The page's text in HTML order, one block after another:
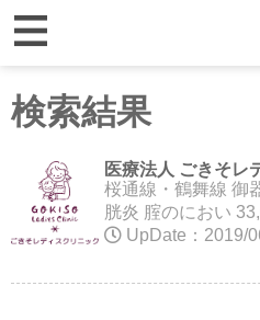
検索結果
医療法人 ごきそレ
桜通線・鶴舞線 御
胱炎 腟のにおい
UpDate：2019/